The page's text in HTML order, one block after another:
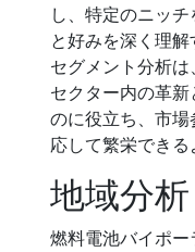
し、特定のニッ
と好みを深く理解
セグメント分析
セクター内の革
のに役立ち、市
応して繁栄できる
地域分析
燃料電池バイポ